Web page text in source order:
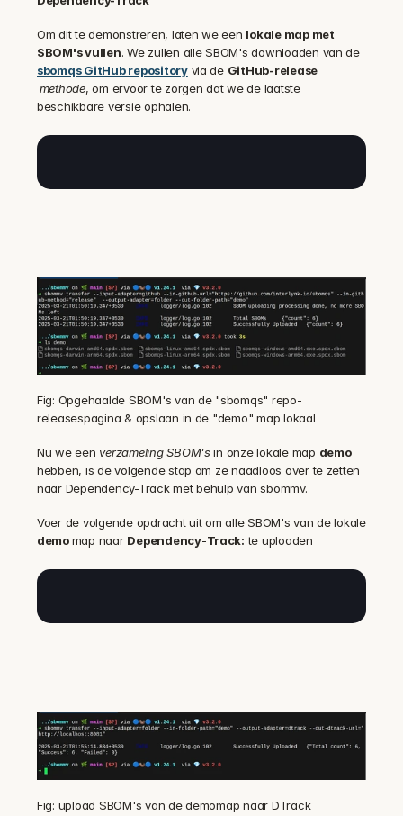
Om dit te demonstreren, laten we een lokale map met
SBOM's vullen
. We zullen alle SBOM's downloaden van de
sbomqs GitHub repository via de GitHub-release
methode, om ervoor te zorgen dat we de laatste
beschikbare versie ophalen.
Fig: Opgehaalde SBOM's van de "sbomqs" repo-
releasespagina & opslaan in de "demo" map lokaal
Nu we een verzameling SBOM's in onze lokale map demo
hebben, is de volgende stap om ze naadloos over te zetten
naar Dependency-Track met behulp van sbommv.
Voer de volgende opdracht uit om alle SBOM's van de lokale
demo map naar Dependency-Track: te uploaden
Fig: upload SBOM's van de demomap naar DTrack